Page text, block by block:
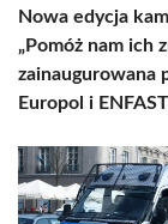
Nowa edycja
„Pomóż nam ich
zainaugurowana
Europol i ENFAST